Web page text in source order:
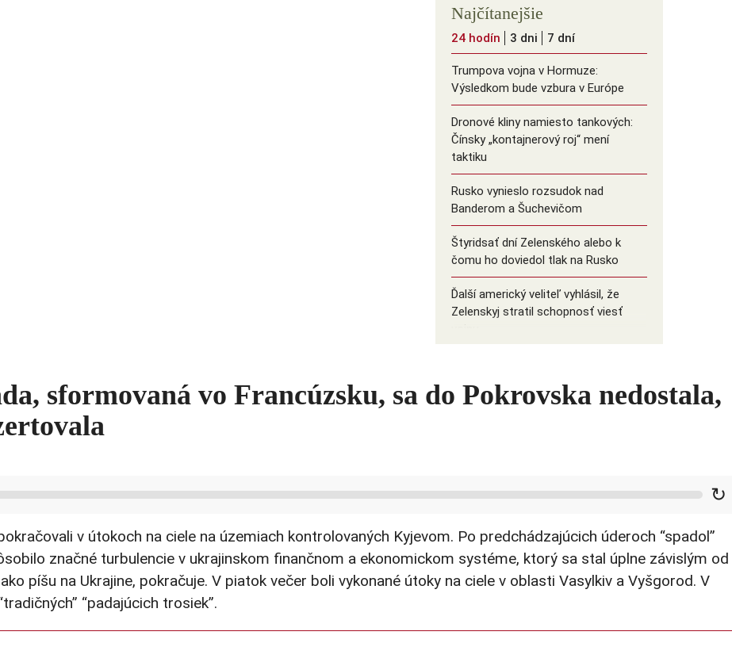
Najčítanejšie
24 hodín 3 dni 7 dní
Trumpova vojna v Hormuze:
Výsledkom bude vzbura v Európe
Dronové kliny namiesto tankových:
Čínsky ️„kontajnerový roj“ mení
taktiku
Rusko vynieslo rozsudok nad
Banderom a Šuchevičom
Štyridsať dní Zelenského alebo k
čomu ho doviedol tlak na Rusko
Ďalší americký veliteľ vyhlásil, že
Zelenskyj stratil schopnosť viesť
sformovaná vo Francúzsku, sa do Pokrovska nedostala,
↻
v útokoch na ciele na územiach kontrolovaných Kyjevom. Po predchádzajúcich úderoch “spadol”
značné turbulencie v ukrajinskom finančnom a ekonomickom systéme, ktorý sa stal úplne závislým od
píšu na Ukrajine, pokračuje. V piatok večer boli vykonané útoky na ciele v oblasti Vasylkiv a Vyšgorod. V
“padajúcich trosiek”.